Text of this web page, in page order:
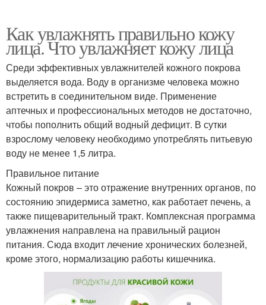
Как увлажнять правильно кожу
лица. Что увлажняет кожу лица
Среди эффективных увлажнителей кожного покрова
выделяется вода. Воду в организме человека можно
встретить в соединительном виде. Применение
аптечных и профессиональных методов не достаточно,
чтобы пополнить общий водный дефицит. В сутки
взрослому человеку необходимо употреблять питьевую
воду не менее 1,5 литра.
Правильное питание
Кожный покров – это отражение внутренних органов, по
состоянию эпидермиса заметно, как работает печень, а
также пищеварительный тракт. Комплексная программа
увлажнения направлена на правильный рацион
питания. Сюда входит лечение хронических болезней,
кроме этого, нормализацию работы кишечника.